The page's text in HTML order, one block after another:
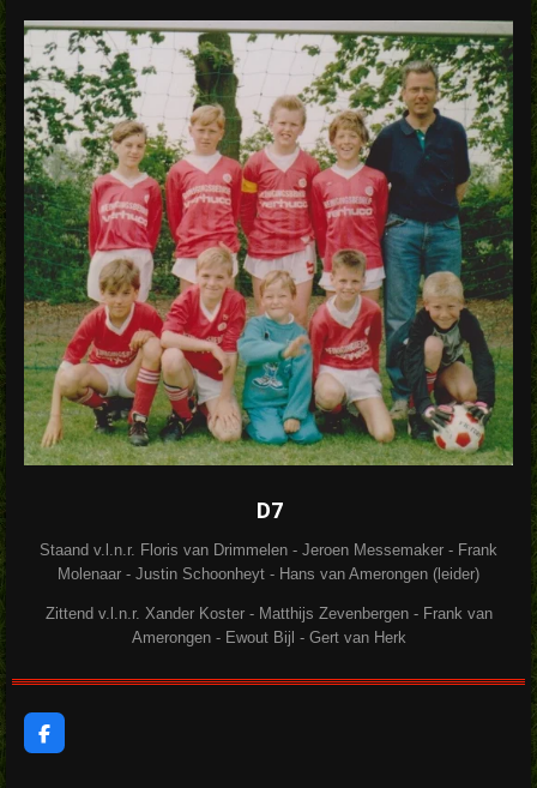
D7
Staand v.l.n.r. Floris van Drimmelen - Jeroen Messemaker - Frank
Molenaar - Justin Schoonheyt - Hans van Amerongen (leider)
Zittend v.l.n.r. Xander Koster - Matthijs Zevenbergen - Frank van
Amerongen - Ewout Bijl - Gert van Herk
F
a